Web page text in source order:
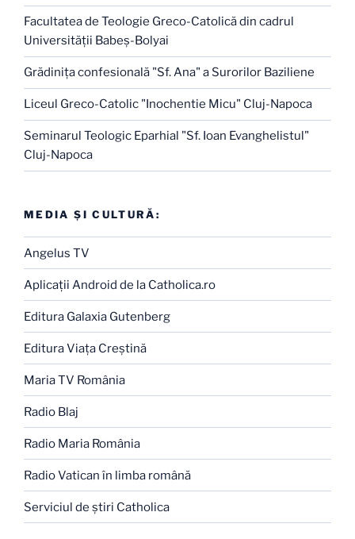
Facultatea de Teologie Greco-Catolică din cadrul
Universităţii Babeş-Bolyai
Grădiniţa confesională "Sf. Ana" a Surorilor Baziliene
Liceul Greco-Catolic "Inochentie Micu" Cluj-Napoca
Seminarul Teologic Eparhial "Sf. Ioan Evanghelistul"
Cluj-Napoca
MEDIA ŞI CULTURĂ:
Angelus TV
Aplicaţii Android de la Catholica.ro
Editura Galaxia Gutenberg
Editura Viaţa Creştină
Maria TV România
Radio Blaj
Radio Maria România
Radio Vatican în limba română
Serviciul de ştiri Catholica